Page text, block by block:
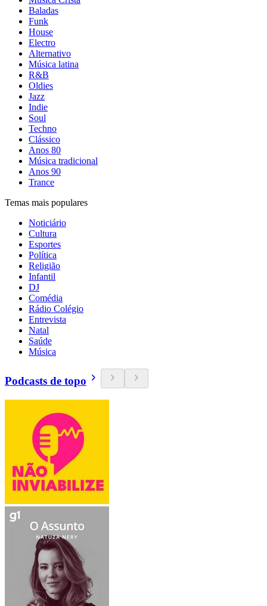
Baladas
Funk
House
Electro
Alternativo
Música latina
R&B
Oldies
Jazz
Indie
Soul
Techno
Clássico
Anos 80
Música tradicional
Anos 90
Trance
Temas mais populares
Noticiário
Cultura
Esportes
Política
Religião
Infantil
DJ
Comédia
Rádio Colégio
Entrevista
Natal
Saúde
Música
Podcasts de topo